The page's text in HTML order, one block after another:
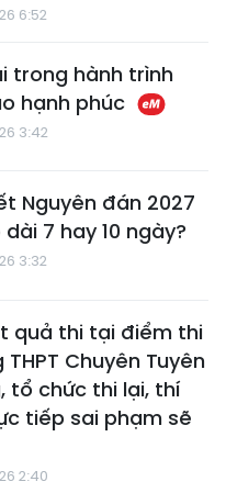
6:52
trong hành trình
hạnh phúc
3:42
Nguyên đán 2027
7 hay 10 ngày?
3:32
quả thi tại điểm thi
THPT Chuyên Tuyên
tổ chức thi lại, thí
tiếp sai phạm sẽ
2:40